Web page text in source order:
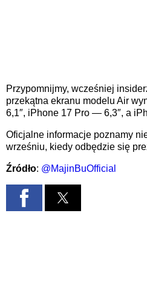
Przypomnijmy, wcześniej
przekątna ekranu modelu Air
6,1″, iPhone 17 Pro — 6,3″, a
Oficjalne informacje poznamy
wrześniu, kiedy odbędzie się
Źródło: @MajinBuOfficial